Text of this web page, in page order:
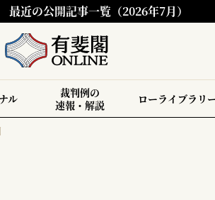
最近の公開記事一覧（2026年7月）
ル
裁判例の
速報・解説
ローライブラリ